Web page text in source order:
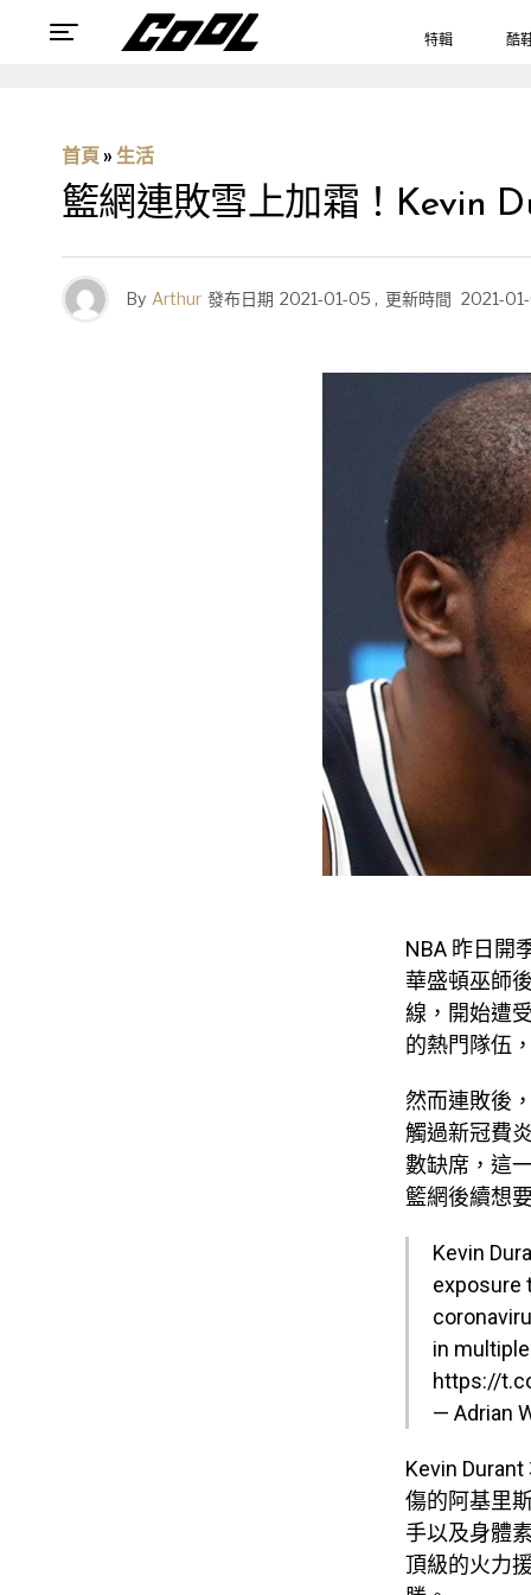
特輯 酷
首頁 » 生活
籃網連敗雪上加霜！Kevin
By Arthur 發布日期 2021-01-05 , 更新時間 2021-
NBA 昨日開
華盛頓巫師
線，開始遭
的熱門隊伍
然而連敗後
觸過新冠費
數缺席，這
籃網後續想
Kevin
exposure
in
https://
— Adrian
Kevin
傷的阿基里
手以及身體
頂級的火力